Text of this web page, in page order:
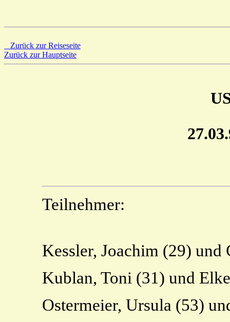
Zurück zur Reiseseite
Zurück zur Hauptseite
Teilnehmer:
Kessler, Joachim (29) und
Kublan, Toni (31) und
Ostermeier, Ursula (53)